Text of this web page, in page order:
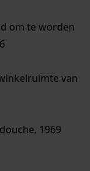
om te worden
van
1969